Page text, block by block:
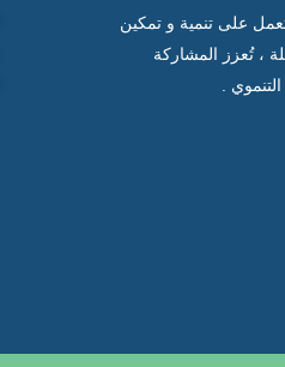
على تنمية و تمكين
، تُعزز المشاركة
.